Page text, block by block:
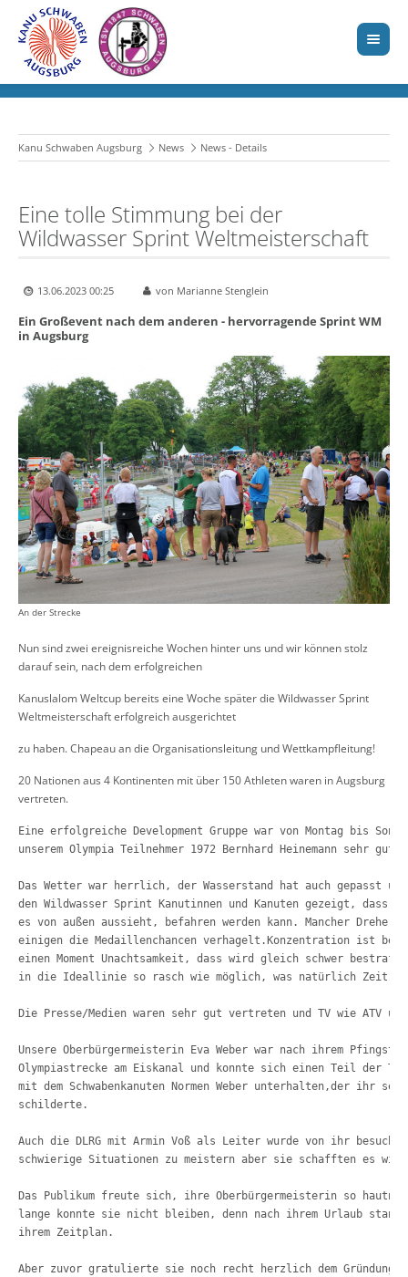
Kanu Schwaben Augsburg News News - Details
Eine tolle Stimmung bei der
Wildwasser Sprint Weltmeisterschaft
13.06.2023 00:25 von Marianne Stenglein
Ein Großevent nach dem anderen - hervorragende Sprint WM
in Augsburg
An der Strecke
Nun sind zwei ereignisreiche Wochen hinter uns und wir können stolz
darauf sein, nach dem erfolgreichen
Kanuslalom Weltcup bereits eine Woche später die Wildwasser Sprint
Weltmeisterschaft erfolgreich ausgerichtet
zu haben. Chapeau an die Organisationsleitung und Wettkampfleitung!
20 Nationen aus 4 Kontinenten mit über 150 Athleten waren in Augsburg
vertreten.
Eine erfolgreiche Development Gruppe war von Montag bis
unserem Olympia Teilnehmer 1972 Bernhard Heinemann sehr gut
Das Wetter war herrlich, der Wasserstand hat auch gepasst
den Wildwasser Sprint Kanutinnen und Kanuten gezeigt,
es von außen aussieht, befahren werden kann. Mancher Dreher
einigen die Medaillenchancen verhagelt.Konzentration ist
einen Moment Unachtsamkeit, dass wird gleich schwer
in die Ideallinie so rasch wie möglich, was natürlich Zeit
Die Presse/Medien waren sehr gut vertreten und TV wie ATV
Unsere Oberbürgermeisterin Eva Weber war nach ihrem
Olympiastrecke am Eiskanal und konnte sich einen Teil der
mit dem Schwabenkanuten Normen Weber unterhalten,der ihr
schilderte.
Auch die DLRG mit Armin Voß als Leiter wurde von ihr
schwierige Situationen zu meistern aber sie schafften es wie
Das Publikum freute sich, ihre Oberbürgermeisterin so
lange konnte sie nicht bleiben, denn nach ihrem Urlaub
ihrem Zeitplan.
Aber zuvor gratulierte sie noch recht herzlich dem